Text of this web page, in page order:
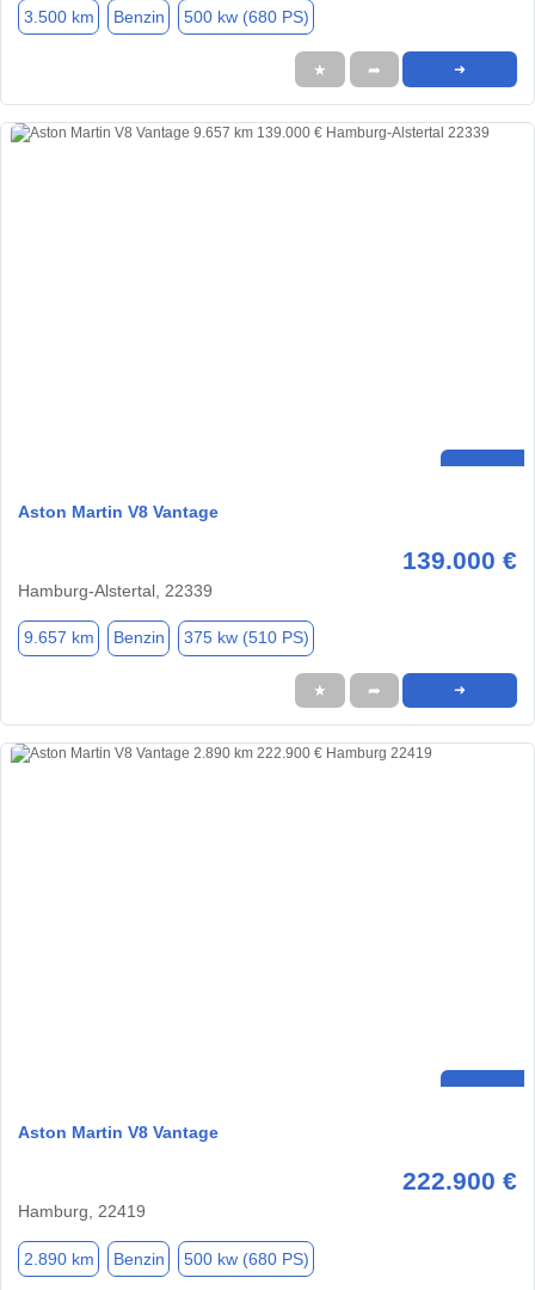
3.500 km Benzin 500 kw (680 PS)
★ ➦ ➜
Aston Martin V8 Vantage
139.000 €
Hamburg-Alstertal, 22339
9.657 km Benzin 375 kw (510 PS)
★ ➦ ➜
Aston Martin V8 Vantage
222.900 €
Hamburg, 22419
2.890 km Benzin 500 kw (680 PS)